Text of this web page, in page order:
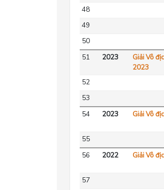
48
49
50
51
2023
Giải Vô
2023
52
53
54
2023 Giải Vô
55
56
2022 Giải Vô
57